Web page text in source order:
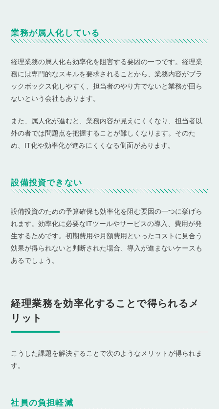
業務が属人化している
経理業務の属人化も効率化を阻害する要因の一つです。経理業
務には専門的なスキルを要求されることから、業務内容がブラ
ックボックス化しやすく、担当者のやり方でないと業務が回ら
ないという会社もあります。
また、属人化が進むと、業務内容が見えにくくなり、担当者以
外の者では問題点を把握することが難しくなります。そのた
め、IT化や効率化が進みにくくなる側面があります。
設備投資できない
設備投資のための予算確保も効率化を阻む要因の一つに挙げら
れます。効率化に必要なITツールやサービスの導入、費用が発
生するためです。初期費用や月額費用といったコストに見合う
効果が得られないと判断された場合、導入が進まないケースも
あるでしょう。
経理業務を効率化することで得られるメ
リット
こうした課題を解決することで次のようなメリットが得られま
す。
社員の負担軽減